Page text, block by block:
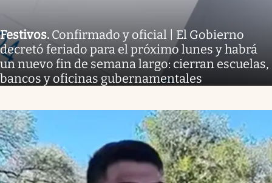
Festivos. Confirmado y oficial | El Gobierno
decretó feriado para el próximo lunes y habrá
un nuevo fin de semana largo: cierran escuelas,
bancos y oficinas gubernamentales